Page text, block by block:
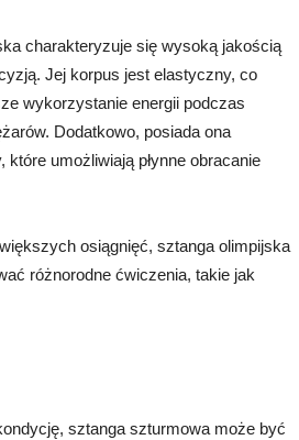
charakteryzuje się wysoką jakością
Jej korpus jest elastyczny, co
wykorzystanie energii podczas
Dodatkowo, posiada ona
które umożliwiają płynne obracanie
osiągnięć, sztanga olimpijska
różnorodne ćwiczenia, takie jak
sztanga szturmowa może być